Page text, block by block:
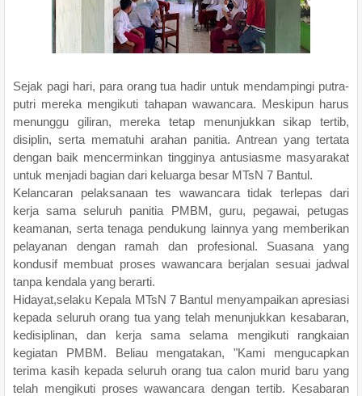
Sejak pagi hari, para orang tua hadir untuk mendampingi putra-
putri mereka mengikuti tahapan wawancara. Meskipun harus
menunggu giliran, mereka tetap menunjukkan sikap tertib,
disiplin, serta mematuhi arahan panitia. Antrean yang tertata
dengan baik mencerminkan tingginya antusiasme masyarakat
untuk menjadi bagian dari keluarga besar MTsN 7 Bantul.
Kelancaran pelaksanaan tes wawancara tidak terlepas dari
kerja sama seluruh panitia PMBM, guru, pegawai, petugas
keamanan, serta tenaga pendukung lainnya yang memberikan
pelayanan dengan ramah dan profesional. Suasana yang
kondusif membuat proses wawancara berjalan sesuai jadwal
tanpa kendala yang berarti.
Hidayat,selaku Kepala MTsN 7 Bantul menyampaikan apresiasi
kepada seluruh orang tua yang telah menunjukkan kesabaran,
kedisiplinan, dan kerja sama selama mengikuti rangkaian
kegiatan PMBM. Beliau mengatakan, "Kami mengucapkan
terima kasih kepada seluruh orang tua calon murid baru yang
telah mengikuti proses wawancara dengan tertib. Kesabaran